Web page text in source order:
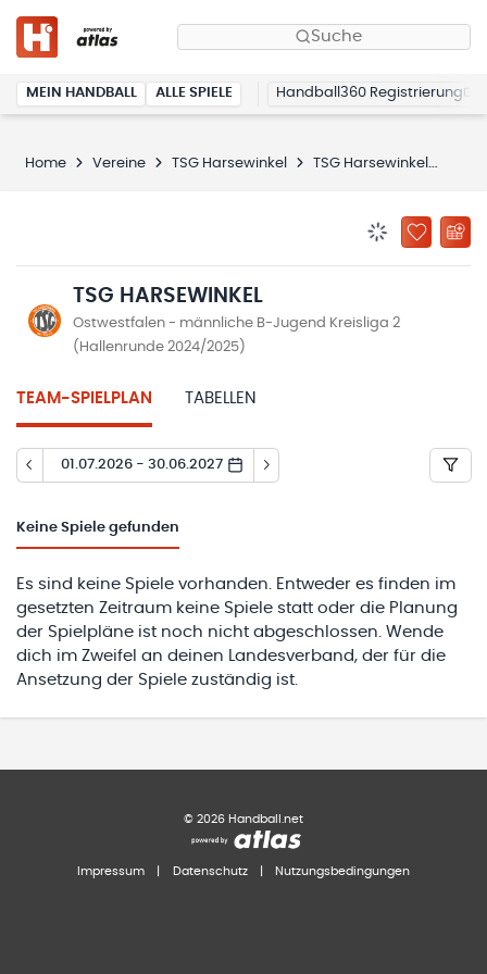
Suche
MEIN HANDBALL ALLE SPIELE Handball360 Registrierung
Home Vereine TSG Harsewinkel TSG Harsewinkel
ZU
TSG HARSEWINKEL
Ostwestfalen - männliche B-Jugend Kreisliga 2
(Hallenrunde 2024/2025)
TEAM-SPIELPLAN TABELLEN
01.07.2026 - 30.06.2027
Keine Spiele gefunden
Es sind keine Spiele vorhanden. Entweder es finden im
gesetzten Zeitraum keine Spiele statt oder die Planung
der Spielpläne ist noch nicht abgeschlossen. Wende
dich im Zweifel an deinen Landesverband, der für die
Ansetzung der Spiele zuständig ist.
© 2026 Handball.net
Impressum Datenschutz Nutzungsbedingungen